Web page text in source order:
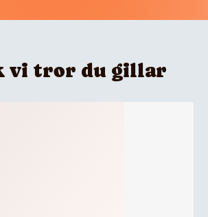
vi tror du gillar